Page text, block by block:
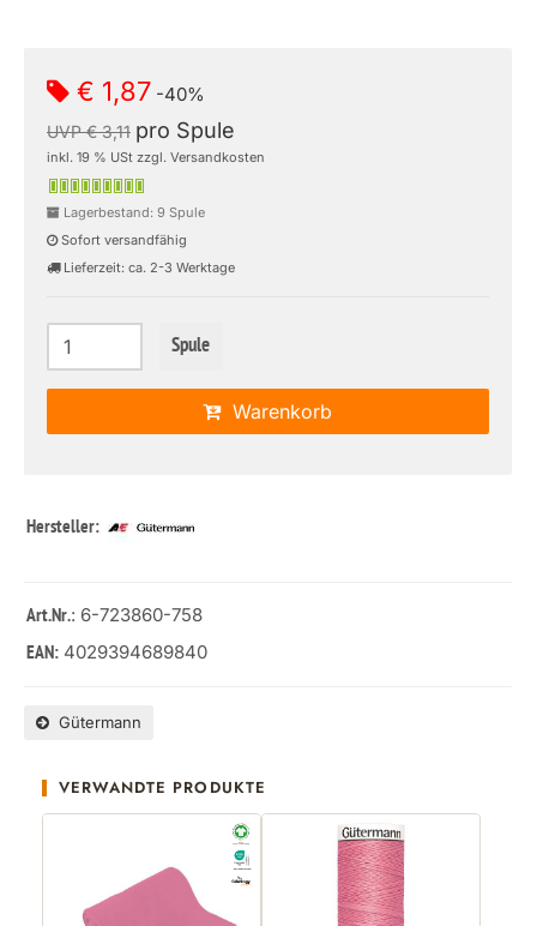
€ 1,87 -40%
UVP € 3,11 pro Spule
inkl. 19 % USt zzgl. Versandkosten
Lagerbestand: 9 Spule
Sofort versandfähig
Lieferzeit: ca. 2-3 Werktage
Spule
Warenkorb
Hersteller:
Art.Nr.: 6-723860-758
EAN: 4029394689840
Gütermann
VERWANDTE PRODUKTE